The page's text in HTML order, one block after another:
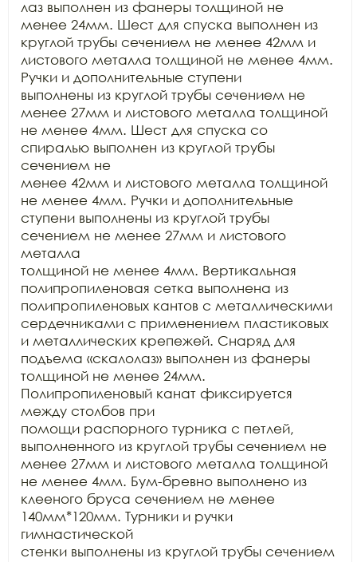
лаз выполнен из фанеры толщиной не
менее 24мм. Шест для спуска выполнен из
круглой трубы сечением не менее 42мм и
листового металла толщиной не менее 4мм.
Ручки и дополнительные ступени
выполнены из круглой трубы сечением не
менее 27мм и листового металла толщиной
не менее 4мм. Шест для спуска со
спиралью выполнен из круглой трубы
сечением не
менее 42мм и листового металла толщиной
не менее 4мм. Ручки и дополнительные
ступени выполнены из круглой трубы
сечением не менее 27мм и листового
металла
толщиной не менее 4мм. Вертикальная
полипропиленовая сетка выполнена из
полипропиленовых кантов с металлическими
сердечниками с применением пластиковых
и металлических крепежей. Снаряд для
подъема «скалолаз» выполнен из фанеры
толщиной не менее 24мм.
Полипропиленовый канат фиксируется
между столбов при
помощи распорного турника с петлей,
выполненного из круглой трубы сечением не
менее 27мм и листового металла толщиной
не менее 4мм. Бум-бревно выполнено из
клееного бруса сечением не менее
140мм*120мм. Турники и ручки
гимнастической
стенки выполнены из круглой трубы сечением